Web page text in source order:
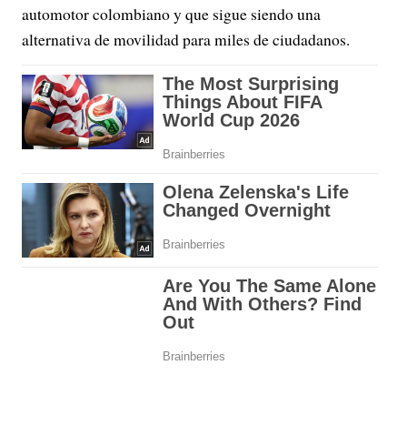
automotor colombiano y que sigue siendo una
alternativa de movilidad para miles de ciudadanos.